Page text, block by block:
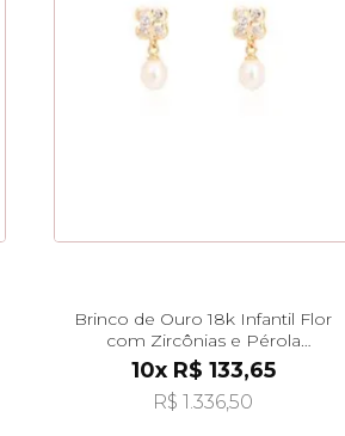
Brinco de Ouro 18k Infantil Flor
com Zircônias e Pérola
Pendurada br29519
10x R$ 133,65
R$ 1.336,50